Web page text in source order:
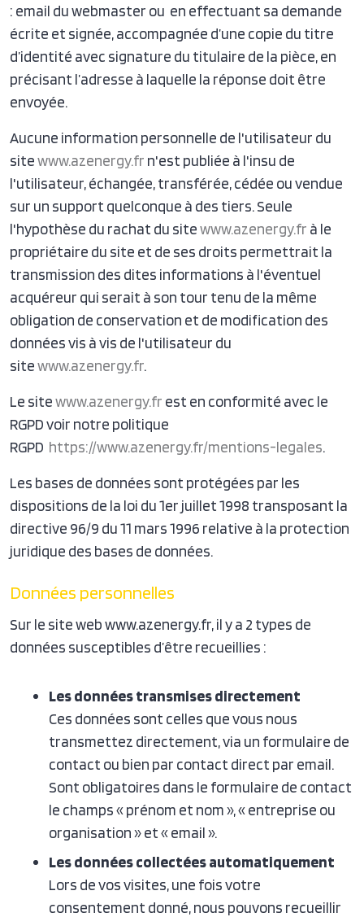
: email du webmaster ou en effectuant sa demande
écrite et signée, accompagnée d’une copie du titre
d’identité avec signature du titulaire de la pièce, en
précisant l’adresse à laquelle la réponse doit être
envoyée.
Aucune information personnelle de l'utilisateur du
sitewww.azenergy.fr n'est publiée à l'insu de
l'utilisateur, échangée, transférée, cédée ou vendue
sur un support quelconque à des tiers. Seule
l'hypothèse du rachat du sitewww.azenergy.fr à le
propriétaire du site et de ses droits permettrait la
transmission des dites informations à l'éventuel
acquéreur qui serait à son tour tenu de la même
obligation de conservation et de modification des
données vis à vis de l'utilisateur du
sitewww.azenergy.fr.
Le sitewww.azenergy.fr est en conformité avec le
RGPD voir notre politique
RGPD https://www.azenergy.fr/mentions-legales.
Les bases de données sont protégées par les
dispositions de la loi du 1er juillet 1998 transposant la
directive 96/9 du 11 mars 1996 relative à la protection
juridique des bases de données.
Données personnelles
Sur le site web www.azenergy.fr, il y a 2 types de
données susceptibles d’être recueillies :
Les données transmises directement
Ces données sont celles que vous nous
transmettez directement, via un formulaire de
contact ou bien par contact direct par email.
Sont obligatoires dans le formulaire de contact
le champs « prénom et nom », « entreprise ou
organisation » et « email ».
Les données collectées automatiquement
Lors de vos visites, une fois votre
consentement donné, nous pouvons recueillir